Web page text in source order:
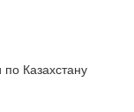
Казахстану